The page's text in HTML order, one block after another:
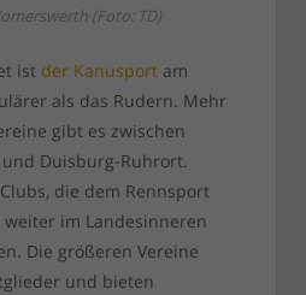
(Foto: TD)
ist der Kanusportam
als das Rudern. Mehr
gibt es zwischen
Duisburg-Ruhrort.
die dem Rennsport
im Landesinneren
Die größeren Vereine
und bieten